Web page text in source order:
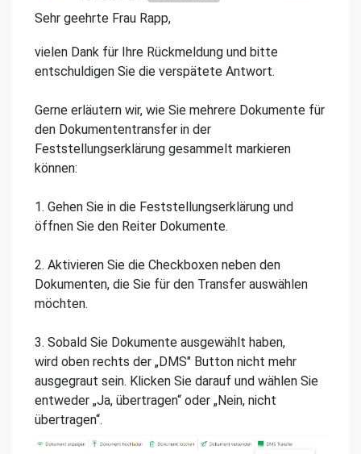
Sehr geehrte Frau Rapp,
vielen Dank für Ihre Rückmeldung und bitte
entschuldigen Sie die verspätete Antwort.
Gerne erläutern wir, wie Sie mehrere Dokumente für
den Dokumententransfer in der
Feststellungserklärung gesammelt markieren
können:
1. Gehen Sie in die Feststellungserklärung und
öffnen Sie den Reiter Dokumente.
2. Aktivieren Sie die Checkboxen neben den
Dokumenten, die Sie für den Transfer auswählen
möchten.
3. Sobald Sie Dokumente ausgewählt haben,
wird oben rechts der „DMS" Button nicht mehr
ausgegraut sein. Klicken Sie darauf und wählen Sie
entweder „Ja, übertragen“ oder „Nein, nicht
übertragen“.